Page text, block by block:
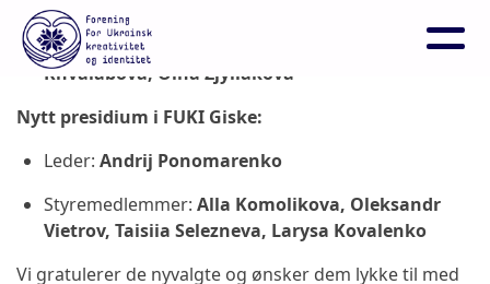
Medlemmer:
Olena Buts, Olha Bytsjok, Natalia
Khvalabova, Olha Zjyliakova
Nytt presidium i FUKI Giske:
Leder: Andrij Ponomarenko
Styremedlemmer: Alla Komolikova, Oleksandr
Vietrov, Taisiia Selezneva, Larysa Kovalenko
Vi gratulerer de nyvalgte og ønsker dem lykke til med